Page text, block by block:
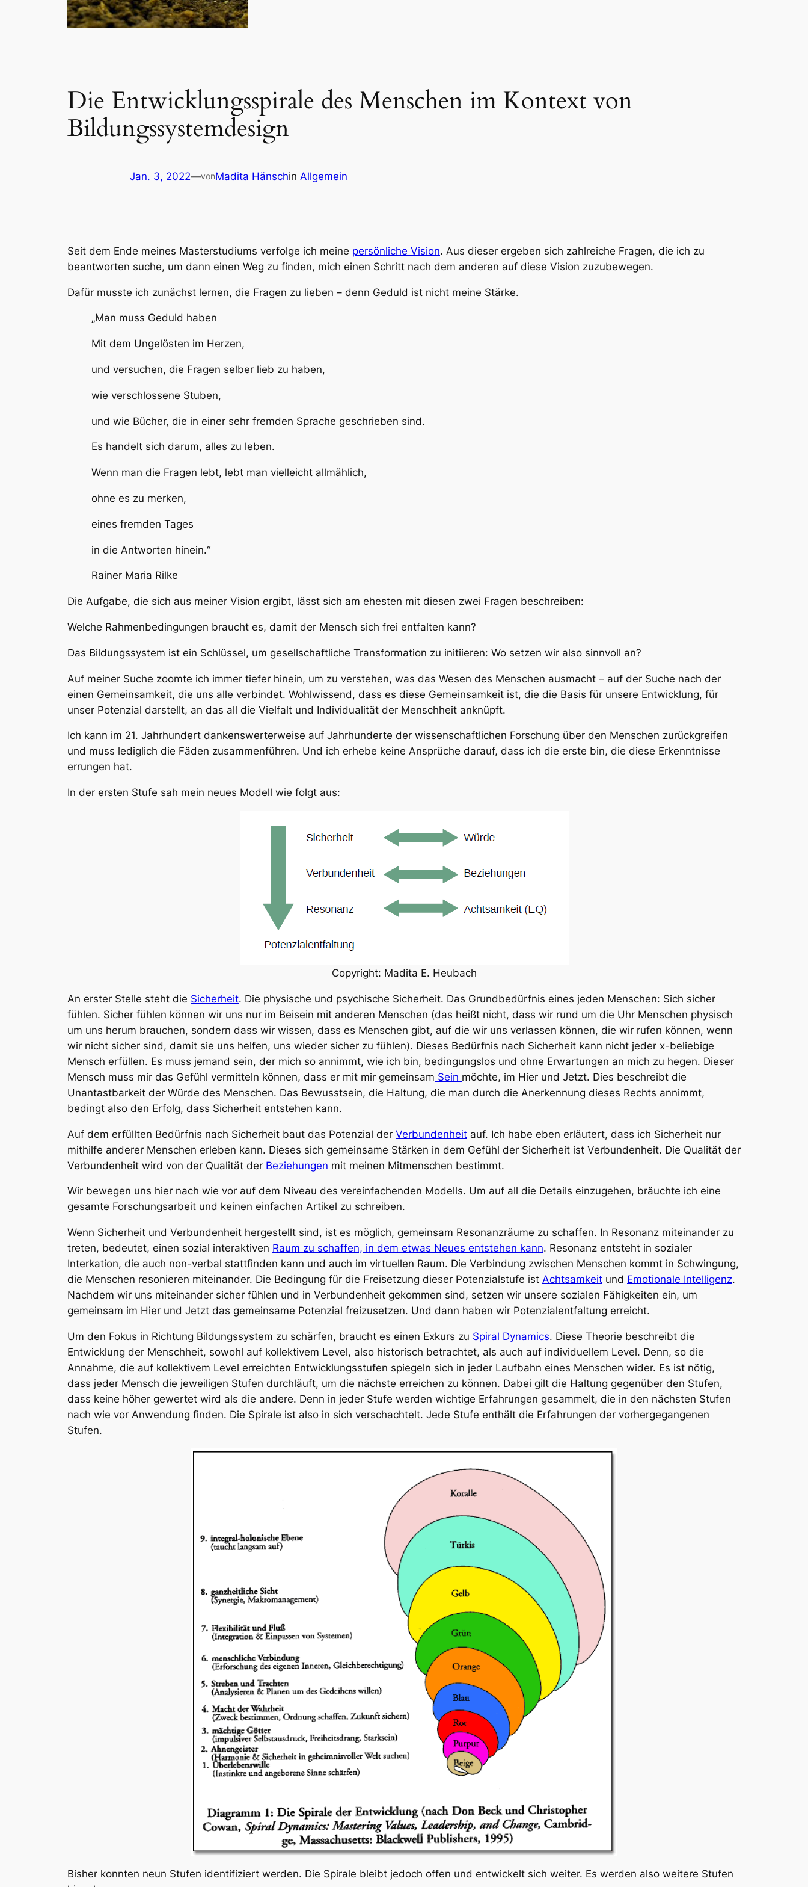
Die Entwicklungsspirale des Menschen im Kontext von
Bildungssystemdesign
Jan. 3, 2022—vonMadita Hänschin Allgemein
Seit dem Ende meines Masterstudiums verfolge ich meine persönliche Vision. Aus dieser ergeben sich zahlreiche Fragen, die ich zu
beantworten suche, um dann einen Weg zu finden, mich einen Schritt nach dem anderen auf diese Vision zuzubewegen.
Dafür musste ich zunächst lernen, die Fragen zu lieben – denn Geduld ist nicht meine Stärke.
„Man muss Geduld haben
Mit dem Ungelösten im Herzen,
und versuchen, die Fragen selber lieb zu haben,
wie verschlossene Stuben,
und wie Bücher, die in einer sehr fremden Sprache geschrieben sind.
Es handelt sich darum, alles zu leben.
Wenn man die Fragen lebt, lebt man vielleicht allmählich,
ohne es zu merken,
eines fremden Tages
in die Antworten hinein.“
Rainer Maria Rilke
Die Aufgabe, die sich aus meiner Vision ergibt, lässt sich am ehesten mit diesen zwei Fragen beschreiben:
Welche Rahmenbedingungen braucht es, damit der Mensch sich frei entfalten kann?
Das Bildungssystem ist ein Schlüssel, um gesellschaftliche Transformation zu initiieren: Wo setzen wir also sinnvoll an?
Auf meiner Suche zoomte ich immer tiefer hinein, um zu verstehen, was das Wesen des Menschen ausmacht – auf der Suche nach der
einen Gemeinsamkeit, die uns alle verbindet. Wohlwissend, dass es diese Gemeinsamkeit ist, die die Basis für unsere Entwicklung, für
unser Potenzial darstellt, an das all die Vielfalt und Individualität der Menschheit anknüpft.
Ich kann im 21. Jahrhundert dankenswerterweise auf Jahrhunderte der wissenschaftlichen Forschung über den Menschen zurückgreifen
und muss lediglich die Fäden zusammenführen. Und ich erhebe keine Ansprüche darauf, dass ich die erste bin, die diese Erkenntnisse
errungen hat.
In der ersten Stufe sah mein neues Modell wie folgt aus:
Copyright: Madita E. Heubach
An erster Stelle steht die Sicherheit. Die physische und psychische Sicherheit. Das Grundbedürfnis eines jeden Menschen: Sich sicher
fühlen. Sicher fühlen können wir uns nur im Beisein mit anderen Menschen (das heißt nicht, dass wir rund um die Uhr Menschen physisch
um uns herum brauchen, sondern dass wir wissen, dass es Menschen gibt, auf die wir uns verlassen können, die wir rufen können, wenn
wir nicht sicher sind, damit sie uns helfen, uns wieder sicher zu fühlen). Dieses Bedürfnis nach Sicherheit kann nicht jeder x-beliebige
Mensch erfüllen. Es muss jemand sein, der mich so annimmt, wie ich bin, bedingungslos und ohne Erwartungen an mich zu hegen. Dieser
Mensch muss mir das Gefühl vermitteln können, dass er mit mir gemeinsam Sein möchte, im Hier und Jetzt. Dies beschreibt die
Unantastbarkeit der Würde des Menschen. Das Bewusstsein, die Haltung, die man durch die Anerkennung dieses Rechts annimmt,
bedingt also den Erfolg, dass Sicherheit entstehen kann.
Auf dem erfüllten Bedürfnis nach Sicherheit baut das Potenzial der Verbundenheit auf. Ich habe eben erläutert, dass ich Sicherheit nur
mithilfe anderer Menschen erleben kann. Dieses sich gemeinsame Stärken in dem Gefühl der Sicherheit ist Verbundenheit. Die Qualität der
Verbundenheit wird von der Qualität der Beziehungen mit meinen Mitmenschen bestimmt.
Wir bewegen uns hier nach wie vor auf dem Niveau des vereinfachenden Modells. Um auf all die Details einzugehen, bräuchte ich eine
gesamte Forschungsarbeit und keinen einfachen Artikel zu schreiben.
Wenn Sicherheit und Verbundenheit hergestellt sind, ist es möglich, gemeinsam Resonanzräume zu schaffen. In Resonanz miteinander zu
treten, bedeutet, einen sozial interaktiven Raum zu schaffen, in dem etwas Neues entstehen kann. Resonanz entsteht in sozialer
Interkation, die auch non-verbal stattfinden kann und auch im virtuellen Raum. Die Verbindung zwischen Menschen kommt in Schwingung,
die Menschen resonieren miteinander. Die Bedingung für die Freisetzung dieser Potenzialstufe ist Achtsamkeit und Emotionale Intelligenz.
Nachdem wir uns miteinander sicher fühlen und in Verbundenheit gekommen sind, setzen wir unsere sozialen Fähigkeiten ein, um
gemeinsam im Hier und Jetzt das gemeinsame Potenzial freizusetzen. Und dann haben wir Potenzialentfaltung erreicht.
Um den Fokus in Richtung Bildungssystem zu schärfen, braucht es einen Exkurs zu Spiral Dynamics. Diese Theorie beschreibt die
Entwicklung der Menschheit, sowohl auf kollektivem Level, also historisch betrachtet, als auch auf individuellem Level. Denn, so die
Annahme, die auf kollektivem Level erreichten Entwicklungsstufen spiegeln sich in jeder Laufbahn eines Menschen wider. Es ist nötig,
dass jeder Mensch die jeweiligen Stufen durchläuft, um die nächste erreichen zu können. Dabei gilt die Haltung gegenüber den Stufen,
dass keine höher gewertet wird als die andere. Denn in jeder Stufe werden wichtige Erfahrungen gesammelt, die in den nächsten Stufen
nach wie vor Anwendung finden. Die Spirale ist also in sich verschachtelt. Jede Stufe enthält die Erfahrungen der vorhergegangenen
Stufen.
Bisher konnten neun Stufen identifiziert werden. Die Spirale bleibt jedoch offen und entwickelt sich weiter. Es werden also weitere Stufen